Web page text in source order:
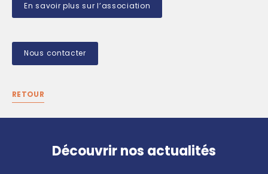
En savoir plus sur l’association
Nous contacter
RETOUR
Découvrir nos actualités